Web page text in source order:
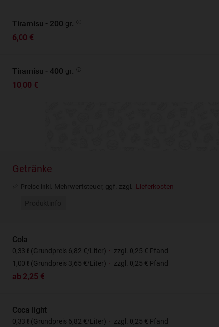
Tiramisu - 200 gr.
6,00 €
Tiramisu - 400 gr.
10,00 €
Getränke
Preise inkl. Mehrwertsteuer, ggf. zzgl. Lieferkosten
Cola
0,33 ℓ (Grundpreis 6,82 €/Liter) · zzgl. 0,25 € Pfand
1,00 ℓ (Grundpreis 3,65 €/Liter) · zzgl. 0,25 € Pfand
ab 2,25 €
Coca light
0,33 ℓ (Grundpreis 6,82 €/Liter) · zzgl. 0,25 € Pfand